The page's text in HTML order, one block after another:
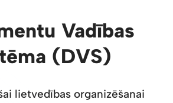
Vadības
(DVS)
lietvedības organizēšanai